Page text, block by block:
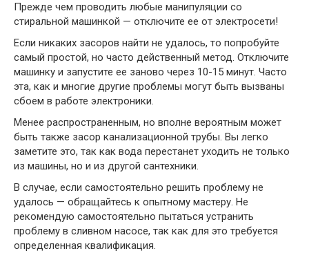
Прежде чем проводить любые манипуляции со
стиральной машинкой — отключите ее от электросети!
Если никаких засоров найти не удалось, то попробуйте
самый простой, но часто действенный метод. Отключите
машинку и запустите ее заново через 10-15 минут. Часто
эта, как и многие другие проблемы могут быть вызваны
сбоем в работе электроники.
Менее распространенным, но вполне вероятным может
быть также засор канализационной трубы. Вы легко
заметите это, так как вода перестанет уходить не только
из машины, но и из другой сантехники.
В случае, если самостоятельно решить проблему не
удалось — обращайтесь к опытному мастеру. Не
рекомендую самостоятельно пытаться устранить
проблему в сливном насосе, так как для это требуется
определенная квалификация.